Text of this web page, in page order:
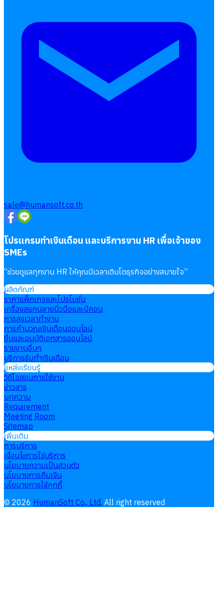
sale@humansoft.co.th
โปรแกรมทำเงินเดือน และบริการงาน HR เพื่อเจ้าของ
SMEs
“ช่วยดูแลทุกงาน HR ให้คุณมีเวลาเติบโตธุรกิจอย่างสบายใจ”
ผลิตภัณฑ์
ราคาแพ็กเกจและโปรโมชั่น
เครื่องสแกนลายนิ้วมือและบีคอน
การลงเวลาทำงาน
การคำนวณเงินเดือนออนไลน์
ยื่นและอนุมัติเอกสารออนไลน์
รายงานอื่นๆ
บริการรับทำเงินเดือน
แหล่งเรียนรู้
วิดีโอสอนการใช้งาน
ข่าวสาร
บทความ
Requirement
Meeting Room
Sitemap
เพิ่มเติม
การบริการ
เงื่อนไขการใช้บริการ
นโยบายความเป็นส่วนตัว
นโยบายการคืนเงิน
นโยบายการใช้คุกกี้
© 2026 HumanSoft Co., Ltd. All right reserved